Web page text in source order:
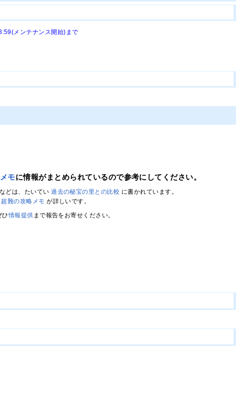
メンテナンス開始)まで
モに情報がまとめられているので参考にしてください。
どは、たいてい過去の秘宝の里との比較 に書かれています。
超難の攻略メモ が詳しいです。
ひ情報提供 まで報告をお寄せください。